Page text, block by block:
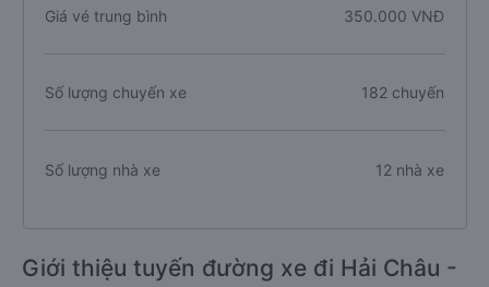
Giá vé trung bình 350.000 VNĐ
Số lượng chuyến xe 182 chuyến
Số lượng nhà xe 12 nhà xe
Giới thiệu tuyến đường xe đi Hải Châu -